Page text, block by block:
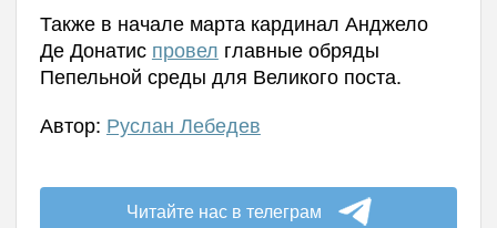
Также в начале марта кардинал Анджело
Де Донатис провел главные обряды
Пепельной среды для Великого поста.
Автор: Руслан Лебедев
Читайте нас в телеграм